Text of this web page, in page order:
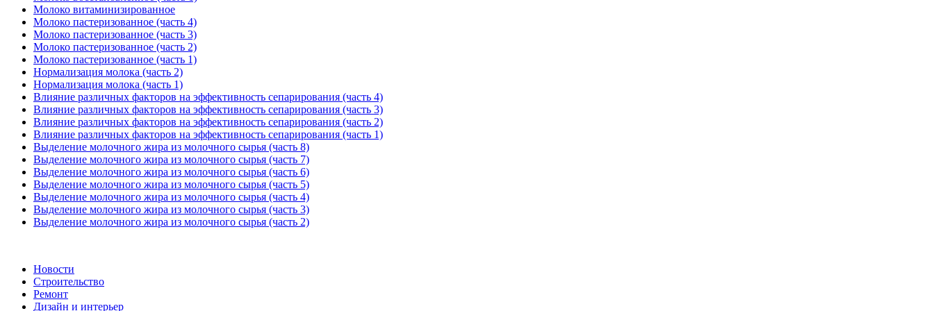
Молоко витаминизированное
Молоко пастеризованное (часть 4)
Молоко пастеризованное (часть 3)
Молоко пастеризованное (часть 2)
Молоко пастеризованное (часть 1)
Нормализация молока (часть 2)
Нормализация молока (часть 1)
Влияние различных факторов на эффективность сепарирования (часть 4)
Влияние различных факторов на эффективность сепарирования (часть 3)
Влияние различных факторов на эффективность сепарирования (часть 2)
Влияние различных факторов на эффективность сепарирования (часть 1)
Выделение молочного жира из молочного сырья (часть 8)
Выделение молочного жира из молочного сырья (часть 7)
Выделение молочного жира из молочного сырья (часть 6)
Выделение молочного жира из молочного сырья (часть 5)
Выделение молочного жира из молочного сырья (часть 4)
Выделение молочного жира из молочного сырья (часть 3)
Выделение молочного жира из молочного сырья (часть 2)
Новости
Строительство
Ремонт
Дизайн и интерьер